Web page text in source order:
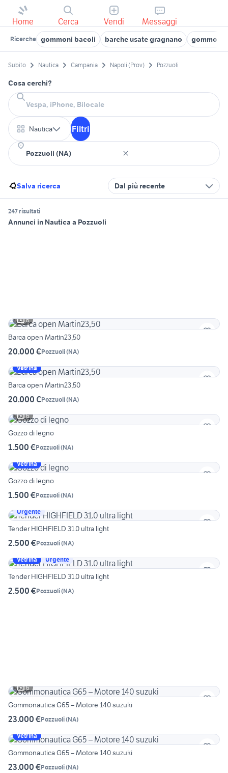
Home Cerca Vendi Messaggi
Ricerche gommoni bacoli barche usate gragnano gommoni
Subito Nautica Campania Napoli (Prov) Pozzuoli
Cosa cerchi?
Nautica Filtri
Salva ricerca Dal più recente
247 risultati
Annunci in Nautica a Pozzuoli
6
Barca open Martin23,50
20.000 €Pozzuoli(NA)
Vetrina
Barca open Martin23,50
20.000 €Pozzuoli(NA)
6
Gozzo di legno
1.500 €Pozzuoli(NA)
Vetrina
Gozzo di legno
1.500 €Pozzuoli(NA)
Urgente
Tender HIGHFIELD 31.0 ultra light
2.500 €Pozzuoli(NA)
Vetrina Urgente
Tender HIGHFIELD 31.0 ultra light
2.500 €Pozzuoli(NA)
6
Gommonautica G65 – Motore 140 suzuki
23.000 €Pozzuoli(NA)
Vetrina
Gommonautica G65 – Motore 140 suzuki
23.000 €Pozzuoli(NA)